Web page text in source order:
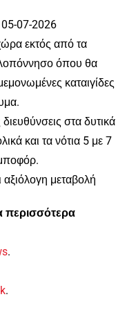
07-2026
εκτός από τα
όπου θα
καταιγίδες
στα δυτικά
και τα νότια 5 με 7
μεταβολή
περισσότερα
.
.